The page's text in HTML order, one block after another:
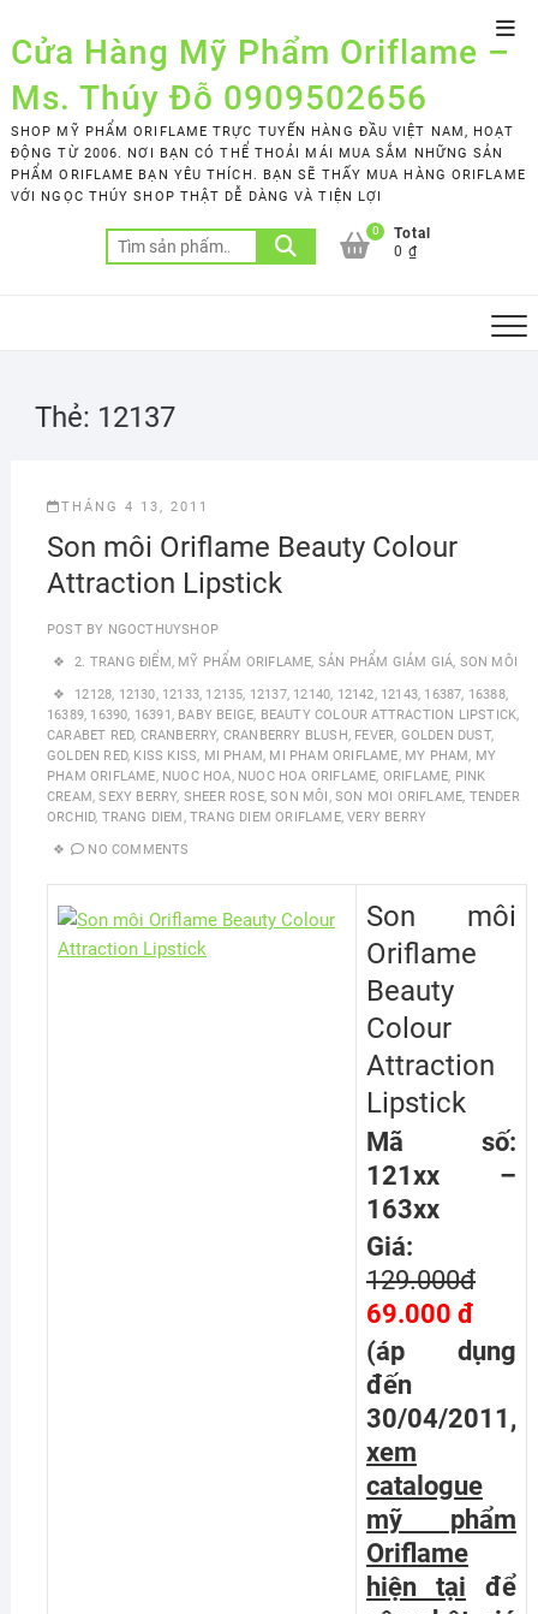
to
content
Cửa Hàng Mỹ Phẩm Oriflame –
Ms. Thúy Đỗ 0909502656
SHOP MỸ PHẨM ORIFLAME TRỰC TUYẾN HÀNG ĐẦU VIỆT NAM, HOẠT
ĐỘNG TỪ 2006. NƠI BẠN CÓ THỂ THOẢI MÁI MUA SẮM NHỮNG SẢN
PHẨM ORIFLAME BẠN YÊU THÍCH. BẠN SẼ THẤY MUA HÀNG ORIFLAME
VỚI NGỌC THÚY SHOP THẬT DỄ DÀNG VÀ TIỆN LỢI
Tìm
kiếm:
0
Total
0 ₫
Thẻ: 12137
THÁNG 4 13, 2011
Son môi Oriflame Beauty Colour
Attraction Lipstick
POST BY NGOCTHUYSHOP
2. TRANG ĐIỂM, MỸ PHẨM ORIFLAME, SẢN PHẨM GIẢM GIÁ, SON MÔI
12128, 12130, 12133, 12135, 12137, 12140, 12142, 12143, 16387, 16388,
16389, 16390, 16391, BABY BEIGE, BEAUTY COLOUR ATTRACTION LIPSTICK,
CARABET RED, CRANBERRY, CRANBERRY BLUSH, FEVER, GOLDEN DUST,
GOLDEN RED, KISS KISS, MI PHAM, MI PHAM ORIFLAME, MY PHAM, MY
PHAM ORIFLAME, NUOC HOA, NUOC HOA ORIFLAME, ORIFLAME, PINK
CREAM,SEXY BERRY, SHEER ROSE,SON MÔI, SON MOI ORIFLAME, TENDER
ORCHID, TRANG DIEM, TRANG DIEM ORIFLAME,VERY BERRY
NO COMMENTS
Son môi
Oriflame
Beauty
Colour
Attraction
Lipstick
Mã số:
121xx –
163xx
Giá:
129.000đ
69.000 đ
(áp dụng
đến
30/04/2011,
xem
catalogue
mỹ phẩm
Oriflame
hiện tại
để